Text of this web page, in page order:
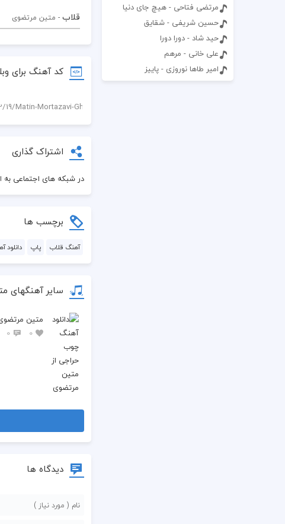
مرتضی فتاحی - هیچ جای دنیا
حسین شریفی - شقایق
حید شاد - دورا دورا
علی خانی - مرهم
امیر طاها نوروزی - پاییز
قلاب - متین مرتضوی
کد آهنگ برای
اشتراک گذاری
در شبکه های اجتماعی به
برچسب ها
آهنگ قلاب پاپ دانلود
سایر آهنگهای
متین
0
0
دیدگاه ها